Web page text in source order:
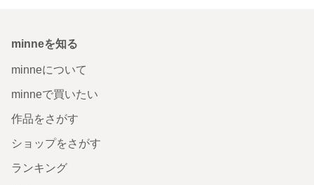
minneを知る
minneについて
minneで買いたい
作品をさがす
ショップをさがす
ランキング